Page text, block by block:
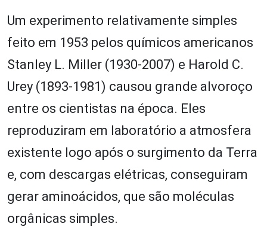
Um experimento relativamente simples
feito em 1953 pelos químicos americanos
Stanley L. Miller (1930-2007) e Harold C.
Urey (1893-1981) causou grande alvoroço
entre os cientistas na época. Eles
reproduziram em laboratório a atmosfera
existente logo após o surgimento da Terra
e, com descargas elétricas, conseguiram
gerar aminoácidos, que são moléculas
orgânicas simples.